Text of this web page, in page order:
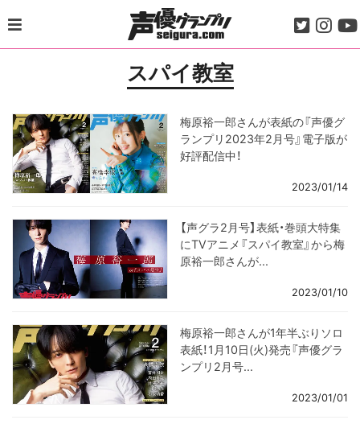
to
content
スパイ教室
梅原裕一郎さんが表紙の『声優グ
ランプリ2023年2月号』電子版が
好評配信中！
2023/01/14
【声グラ2月号】表紙・巻頭大特集
にTVアニメ『スパイ教室』から梅
原裕一郎さんが...
2023/01/10
梅原裕一郎さんが1年半ぶりソロ
表紙！1月10日(火)発売『声優グラ
ンプリ2月号...
2023/01/01